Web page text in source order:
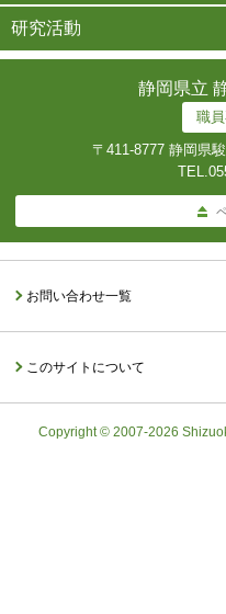
研究活動
静岡県立
職
〒411-8777 静岡県
TEL.
お問い合わせ一覧
このサイトについて
Copyright © 2007-2026